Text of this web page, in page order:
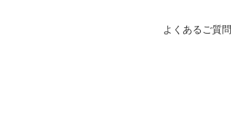
よくあるご質問